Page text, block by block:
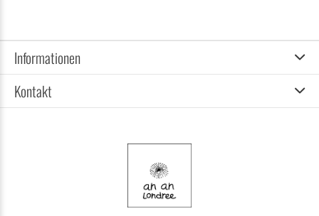
Informationen
Kontakt